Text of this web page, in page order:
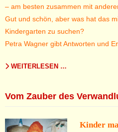
– am besten zusammen mit
Gut und schön, aber was hat das
Kindergarten zu suchen?
Petra Wagner gibt Antworten und
WEITERLESEN …
Vom Zauber des
Kinder